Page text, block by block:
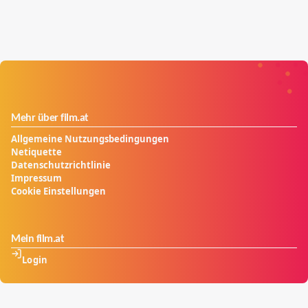
Mehr über film.at
Allgemeine Nutzungsbedingungen
Netiquette
Datenschutzrichtlinie
Impressum
Cookie Einstellungen
Mein film.at
Login